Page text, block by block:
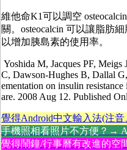
維他命K1可以調空
關。osteocalcin 可以讓脂肪
以增加胰島素的使用率。
Yoshida M, Jacques PF,
C, Dawson-Hughes B, Dallal
ementation on insulin
are. 2008 Aug 12. Published
覺得Android中文輸入法(注
手機照相看照片不方便？→
覺得鬧鐘/行事曆有改進的